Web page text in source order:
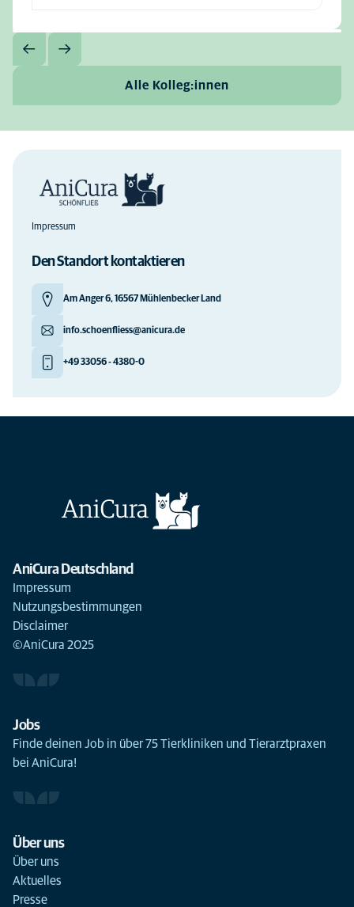
Alle Kolleg:innen
Impressum
Den Standort kontaktieren
Am Anger 6, 16567 Mühlenbecker Land
info.schoenfliess@anicura.de
+49 33056 - 4380-0
AniCura Deutschland
Impressum
Nutzungsbestimmungen
Disclaimer
©AniCura 2025
Jobs
Finde deinen Job in über 75 Tierkliniken und Tierarztpraxen
bei AniCura!
Über uns
Über uns
Aktuelles
Presse